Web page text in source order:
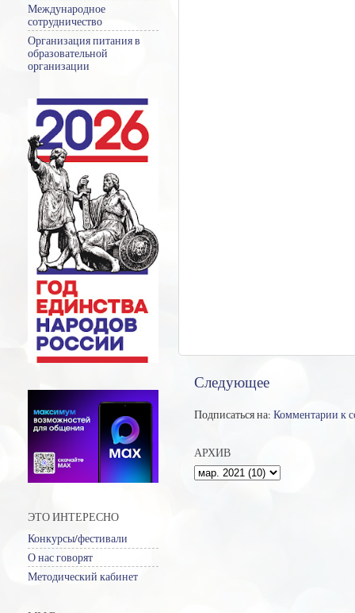
Следующее
Подписаться на: Комментарии к
АРХИВ
Международное
сотрудничество
Организация питания в
образовательной
организации
ЭТО ИНТЕРЕСНО
Конкурсы/фестивали
О нас говорят
Методический кабинет